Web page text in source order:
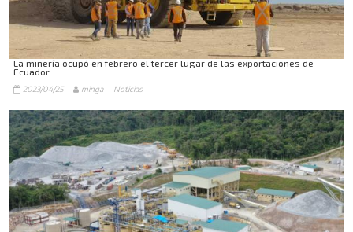
La minería ocupó en febrero el tercer lugar de las exportaciones de
Ecuador
2023/04/25 minga Noticias